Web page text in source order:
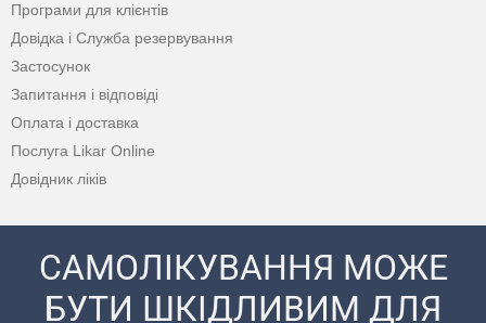
Програми для клієнтів
Довідка і Служба резервування
Застосунок
Запитання і відповіді
Оплата і доставка
Послуга Likar Online
Довідник ліків
САМОЛІКУВАННЯ МОЖЕ
БУТИ ШКІДЛИВИМ ДЛЯ